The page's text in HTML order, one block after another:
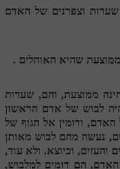
שערות וצפרנים של האדם
ממוצעת שהיא האוהלים .
ממוצעת, והם, שערות
לבוש של אדם הראשון
ודומין אל הגוף של
נעשה מהם לבוש מאותן
וכיוצא. ולא עוד,
האדם, הם דומים למלבוש,